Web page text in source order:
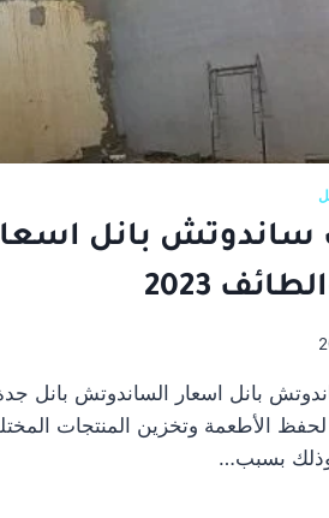
ساندوتش بانل
2023
بانل اسعار الساندوتش بانل
لحفظ الأطعمة وتخزين المنتجات
بسبب…